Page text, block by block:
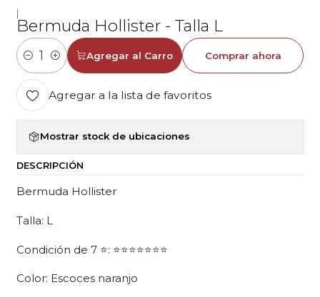
Bermuda Hollister - Talla L
Cantidad
Agregar al Carro Comprar ahora
Agregar a la lista de favoritos
Mostrar stock de ubicaciones
DESCRIPCIÓN
Bermuda Hollister
Talla: L
Condición de 7 ⭐: ⭐⭐⭐⭐⭐⭐⭐
Color: Escoces naranjo